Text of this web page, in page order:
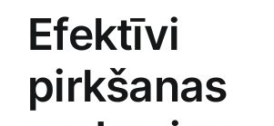
Efektīvi
pirkšanas